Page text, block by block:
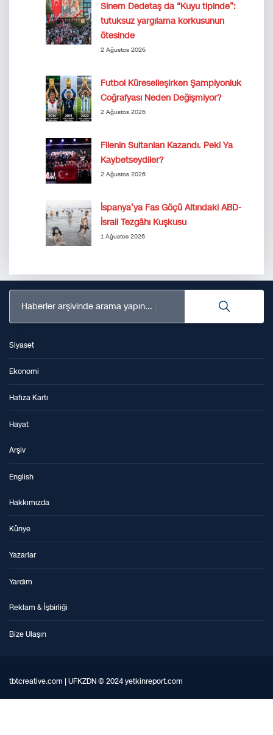
Sinem Dedetaş da “Kuyu tipinde”:
tutuksuz yargılama korkusunun
ötesinde
2 Ağustos 2026
Futbol Küreselleşirken Şampiyonluk
Coğrafyası Neden Değişmiyor?
2 Ağustos 2026
Filenin Sultanları Kazandı. Peki Ya
Kaybetseydiler?
2 Ağustos 2026
İspanya’ya Fas Göçü Altındaki ABD-
İsrail Tezgâhı Kuşkusu
1 Ağustos 2026
Haberler arşivinde arama yapın...
Siyaset
Ekonomi
Hafıza Kartı
Hayat
Arşiv
English
Hakkımızda
Künye
Yazarlar
Yardım
Reklam & İşbirliği
Bize Ulaşın
tbtcreative.com | UFKZDN © 2024 yetkinreport.com